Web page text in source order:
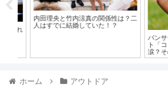
内田理央と竹内涼真の関係性は？二
人はすでに結婚していた！？
パンサー
ト「コヨ
涙？その
ホーム アウトドア